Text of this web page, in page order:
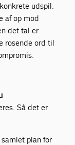
udspil.
af op mod
det tal er
rosende ord til
Så det er
plan for